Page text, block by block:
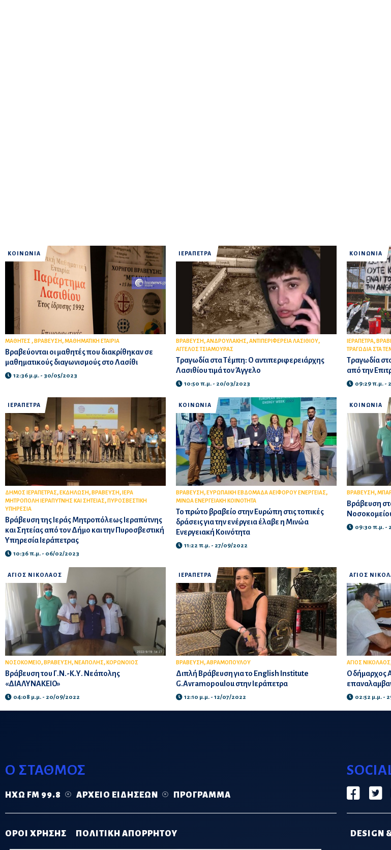
ΚΟΙΝΩΝΙΑ
ΜΑΘΗΤΕΣ , ΒΡΑΒΕΥΣΗ,ΜΑΘΗΜΑΤΙΚΗ ΕΤΑΙΡΙΑ
Βραβεύονται οι μαθητές που διακρίθηκαν σε
μαθηματικούς διαγωνισμούς στο Λασίθι
12:36 μ.μ. - 30/05/2023
ΙΕΡΑΠΕΤΡΑ
ΒΡΑΒΕΥΣΗ,ΑΝΔΡΟΥΛΑΚΗΣ,ΑΝΤΙΠΕΡΙΦΕΡΕΙΑ ΛΑΣΙΘΙΟΥ,
ΑΓΓΕΛΟΣ ΤΣΙΑΜΟΥΡΑΣ
Τραγωδία στα Τέμπη: O αντιπεριφερειάρχης
Λασιθίου τιμά τον Άγγελο
10:50 π.μ. - 20/03/2023
ΚΟΙΝΩΝΙΑ
ΙΕΡΑΠΕΤΡΑ,
ΤΡΑΓΩΔΙΑ ΣΤΑ
Τραγωδία
από την
09:29 π.μ. -
ΙΕΡΑΠΕΤΡΑ
ΔΗΜΟΣ ΙΕΡΑΠΕΤΡΑΣ, ΕΚΔΗΛΩΣΗ, ΒΡΑΒΕΥΣΗ,
ΙΕΡΑ
ΜΗΤΡΟΠΟΛΗ ΙΕΡΑΠΥΤΝΗΣ ΚΑΙ ΣΗΤΕΙΑΣ, ΠΥΡΟΣΒΕΣΤΙΚΗ
ΥΠΗΡΕΣΙΑ
Βράβευση της Ιεράς Μητροπόλεως Ιεραπύτνης
και Σητείας από τον Δήμο και την Πυροσβεστική
Υπηρεσία Ιεράπετρας
10:36 π.μ. - 06/02/2023
ΚΟΙΝΩΝΙΑ
ΒΡΑΒΕΥΣΗ, ΕΥΡΩΠΑΙΚΗ ΕΒΔΟΜΑΔΑ ΑΕΙΦΟΡΟΥ ΕΝΕΡΓΕΙΑΣ,
ΜΙΝΩΑ ΕΝΕΡΓΕΙΑΚΗ ΚΟΙΝΟΤΗΤΑ
Το πρώτο βραβείο στην Ευρώπη στις τοπικές
δράσεις για την ενέργεια έλαβε η Μινώα
Ενεργειακή Κοινότητα
11:22 π.μ. - 27/09/2022
ΚΟΙΝΩΝΙΑ
ΒΡΑΒΕΥΣΗ,
Βράβευση
09:30 π.μ. -
ΑΓΙΟΣ ΝΙΚΟΛΑΟΣ
ΝΟΣΟΚΟΜΕΙΟ, ΒΡΑΒΕΥΣΗ, ΝΕΑΠΟΛΗΣ, ΚΟΡΩΝΟΙΟΣ
Βράβευση του Γ.Ν.-Κ.Υ. Νεάπολης
«ΔΙΑΛΥΝΑΚΕΙΟ»
04:08 μ.μ. - 20/09/2022
ΙΕΡΑΠΕΤΡΑ
ΒΡΑΒΕΥΣΗ,ΑΒΡΑΜΟΠΟΥΛΟΥ
Διπλή Βράβευση για το English Institute
G.Avramopoulou στην Ιεράπετρα
12:10 μ.μ. - 12/07/2022
ΑΓΙΟΣ
ΑΓΙΟΣ ΝΙΚΟΛΑΟΣ
Ο δήμαρχος
02:52 μ.μ. -
Ο ΣΤΑΘΜΟΣ
ΗΧΏ FM 99.8 ΑΡΧΕΊΟ ΕΙΔΉΣΕΩΝ ΠΡΌΓΡΑΜΜΑ
ΟΡΟΙ ΧΡΗΣΗΣ ΠΟΛΙΤΙΚΗ ΑΠΟΡΡΗΤΟΥ DESIGN